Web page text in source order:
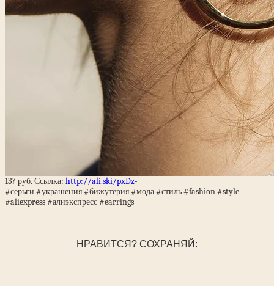
137 руб. Ссылка: http://ali.ski/pxDz-
#серьги #украшения #бижутерия #мода #стиль #fashion #style
#aliexpress #алиэкспресс #earrings
НРАВИТСЯ? СОХРАНЯЙ: